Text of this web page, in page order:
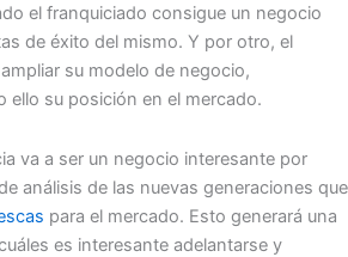
el franquiciado consigue un negocio
de éxito del mismo. Y por otro, el
su modelo de negocio,
ello su posición en el mercado.
va a ser un negocio interesante por
análisis de las nuevas generaciones que
para el mercado. Esto generará una
es interesante adelantarse y